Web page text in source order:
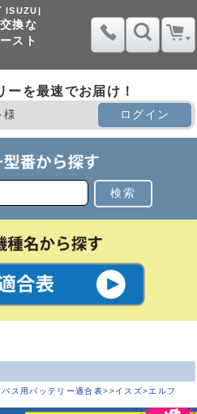
ISUZU|
換な
スト
ーを最速でお届け！
様 ログイン
検索
バス用バッテリー適合表>>イスズ>エルフ